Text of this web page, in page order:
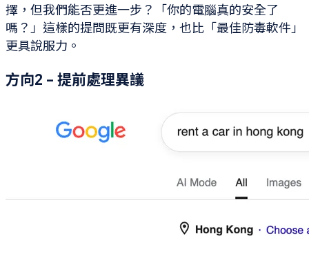
擇，但我們能否更進一步？「你的電腦真的安全了
嗎？」這樣的提問既更有深度，也比「最佳防毒軟件」
更具說服力。
方向2 - 提前處理異議